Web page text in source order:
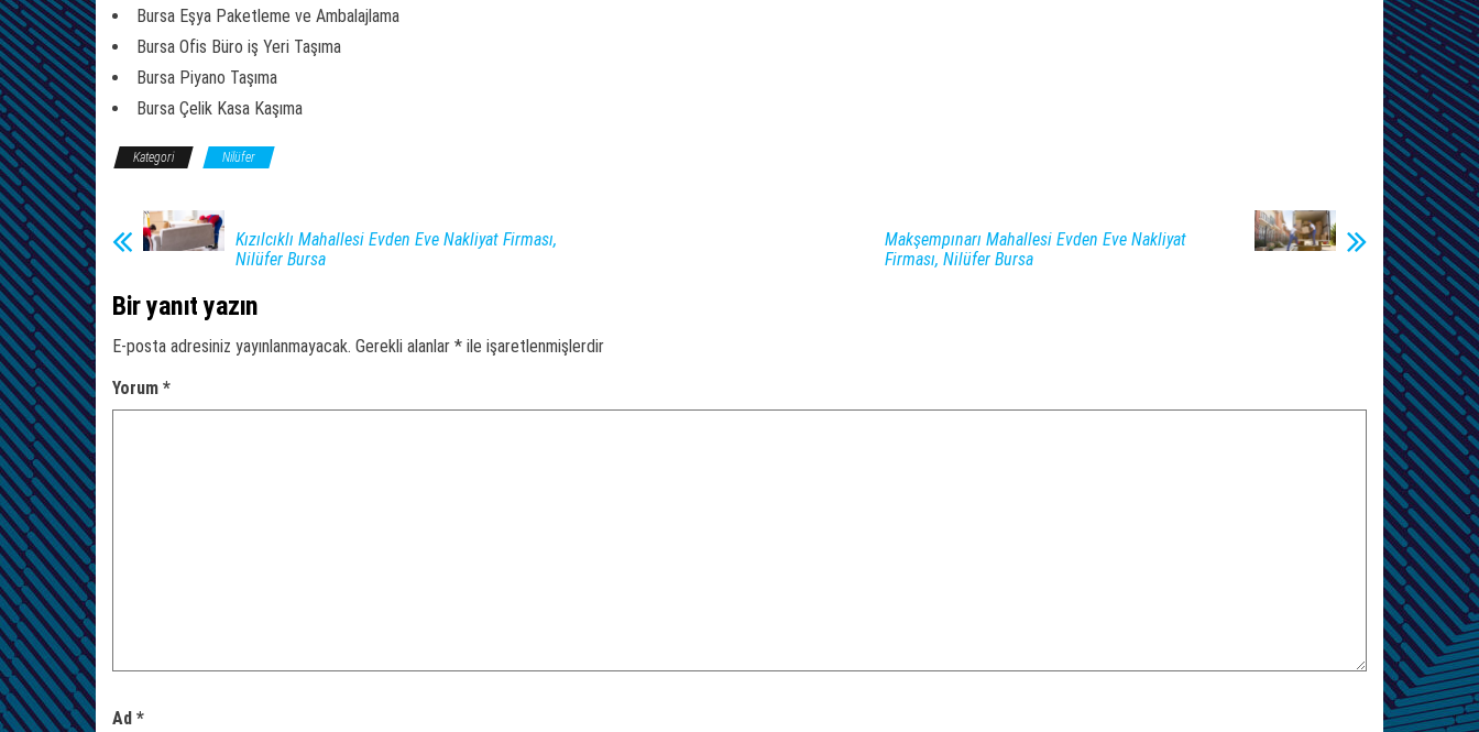
Bursa Eşya Paketleme ve Ambalajlama
Bursa Ofis Büro iş Yeri Taşıma
Bursa Piyano Taşıma
Bursa Çelik Kasa Kaşıma
Kategori Nilüfer
Kızılcıklı Mahallesi Evden Eve Nakliyat Firması,
Nilüfer Bursa
Makşempınarı Mahallesi Evden Eve Nakliyat
Firması, Nilüfer Bursa
Bir yanıt yazın
E-posta adresiniz yayınlanmayacak. Gerekli alanlar * ile işaretlenmişlerdir
Yorum *
Ad *